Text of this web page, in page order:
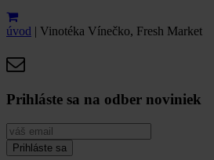
úvod | Vinotéka Vínečko, Fresh Market
Prihláste sa na odber noviniek